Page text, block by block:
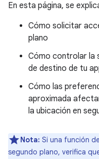
En esta página, se
Cómo solicitar
plano
Cómo controlar la
de destino de tu
Cómo las
aproximada
la ubicación en
Nota: Si una función
segundo plano, verifica